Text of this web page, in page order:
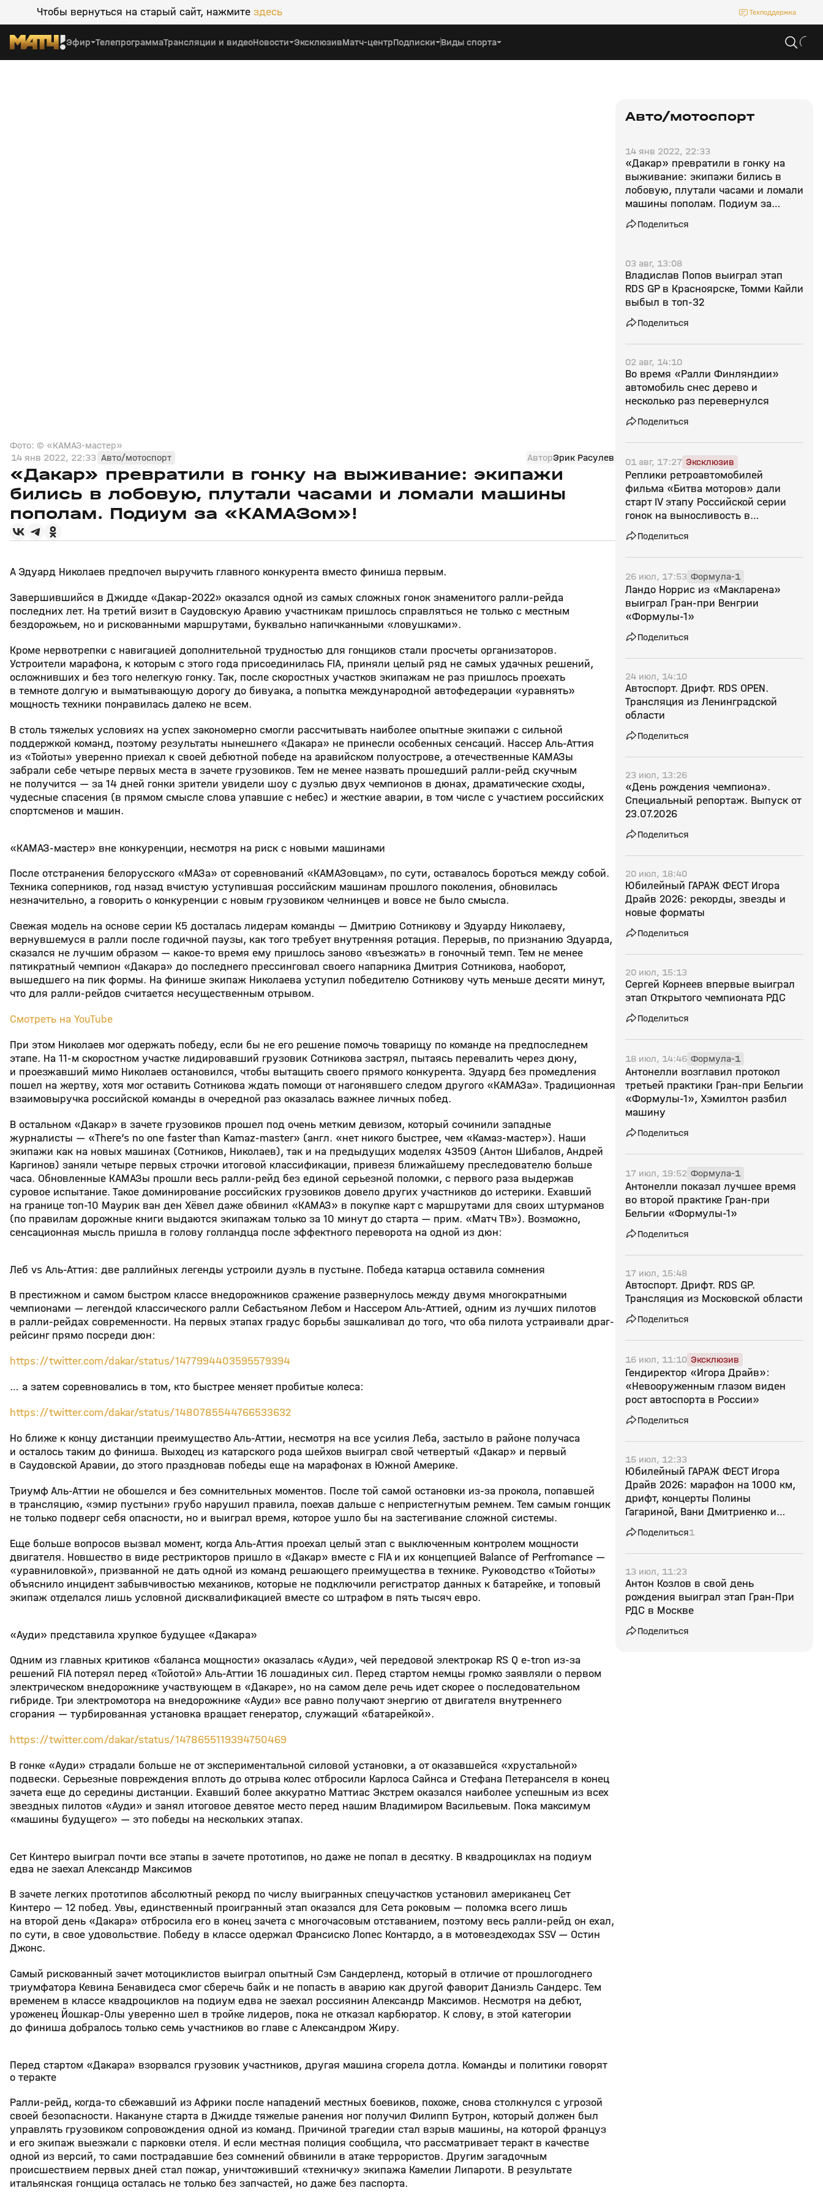
Чтобы вернуться на старый сайт, нажмите здесь Техподдержка
Эфир ТелепрограммаТрансляции и видеоНовости ЭксклюзивМатч-центрПодписки Виды спорта
Фото: © «КАМАЗ-мастер»
14 янв 2022, 22:33 Авто/мотоспорт АвторЭрик Расулев
«Дакар» превратили в гонку на выживание: экипажи
бились в лобовую, плутали часами и ломали машины
пополам. Подиум за «КАМАЗом»!
А Эдуард Николаев предпочел выручить главного конкурента вместо финиша первым.
Завершившийся в Джидде «Дакар-2022» оказался одной из самых сложных гонок знаменитого ралли-рейда
последних лет. На третий визит в Саудовскую Аравию участникам пришлось справляться не только с местным
бездорожьем, но и рискованными маршрутами, буквально напичканными «ловушками».
Кроме нервотрепки с навигацией дополнительной трудностью для гонщиков стали просчеты организаторов.
Устроители марафона, к которым с этого года присоединилась FIA, приняли целый ряд не самых удачных решений,
осложнивших и без того нелегкую гонку. Так, после скоростных участков экипажам не раз пришлось проехать
в темноте долгую и выматывающую дорогу до бивуака, а попытка международной автофедерации «уравнять»
мощность техники понравилась далеко не всем.
В столь тяжелых условиях на успех закономерно смогли рассчитывать наиболее опытные экипажи с сильной
поддержкой команд, поэтому результаты нынешнего «Дакара» не принесли особенных сенсаций. Нассер Аль-Аттия
из «Тойоты» уверенно приехал к своей дебютной победе на аравийском полуострове, а отечественные КАМАЗы
забрали себе четыре первых места в зачете грузовиков. Тем не менее назвать прошедший ралли-рейд скучным
не получится — за 14 дней гонки зрители увидели шоу с дуэлью двух чемпионов в дюнах, драматические сходы,
чудесные спасения (в прямом смысле слова упавшие с небес) и жесткие аварии, в том числе с участием российских
спортсменов и машин.
«КАМАЗ-мастер» вне конкуренции, несмотря на риск с новыми машинами
После отстранения белорусского «МАЗа» от соревнований «КАМАЗовцам», по сути, оставалось бороться между собой.
Техника соперников, год назад вчистую уступившая российским машинам прошлого поколения, обновилась
незначительно, а говорить о конкуренции с новым грузовиком челнинцев и вовсе не было смысла.
Свежая модель на основе серии К5 досталась лидерам команды — Дмитрию Сотникову и Эдуарду Николаеву,
вернувшемуся в ралли после годичной паузы, как того требует внутренняя ротация. Перерыв, по признанию Эдуарда,
сказался не лучшим образом — какое-то время ему пришлось заново «въезжать» в гоночный темп. Тем не менее
пятикратный чемпион «Дакара» до последнего прессинговал своего напарника Дмитрия Сотникова, наоборот,
вышедшего на пик формы. На финише экипаж Николаева уступил победителю Сотникову чуть меньше десяти минут,
что для ралли-рейдов считается несущественным отрывом.
Смотреть на YouTube
При этом Николаев мог одержать победу, если бы не его решение помочь товарищу по команде на предпоследнем
этапе. На 11-м скоростном участке лидировавший грузовик Сотникова застрял, пытаясь перевалить через дюну,
и проезжавший мимо Николаев остановился, чтобы вытащить своего прямого конкурента. Эдуард без промедления
пошел на жертву, хотя мог оставить Сотникова ждать помощи от нагонявшего следом другого «КАМАЗа». Традиционная
взаимовыручка российской команды в очередной раз оказалась важнее личных побед.
В остальном «Дакар» в зачете грузовиков прошел под очень метким девизом, который сочинили западные
журналисты — «There’s no one faster than Kamaz-master» (англ. «нет никого быстрее, чем «Камаз-мастер»). Наши
экипажи как на новых машинах (Сотников, Николаев), так и на предыдущих моделях 43509 (Антон Шибалов, Андрей
Каргинов) заняли четыре первых строчки итоговой классификации, привезя ближайшему преследователю больше
часа. Обновленные КАМАЗы прошли весь ралли-рейд без единой серьезной поломки, с первого раза выдержав
суровое испытание. Такое доминирование российских грузовиков довело других участников до истерики. Ехавший
на границе топ-10 Маурик ван ден Хёвел даже обвинил «КАМАЗ» в покупке карт с маршрутами для своих штурманов
(по правилам дорожные книги выдаются экипажам только за 10 минут до старта — прим. «Матч ТВ»). Возможно,
сенсационная мысль пришла в голову голландца после эффектного переворота на одной из дюн:
Леб vs Аль-Аттия: две раллийных легенды устроили дуэль в пустыне. Победа катарца оставила сомнения
В престижном и самом быстром классе внедорожников сражение развернулось между двумя многократными
чемпионами — легендой классического ралли Себастьяном Лебом и Нассером Аль-Аттией, одним из лучших пилотов
в ралли-рейдах современности. На первых этапах градус борьбы зашкаливал до того, что оба пилота устраивали драг-
рейсинг прямо посреди дюн:
https://twitter.com/dakar/status/1477994403595579394
… а затем соревновались в том, кто быстрее меняет пробитые колеса:
https://twitter.com/dakar/status/1480785544766533632
Но ближе к концу дистанции преимущество Аль-Аттии, несмотря на все усилия Леба, застыло в районе получаса
и осталось таким до финиша. Выходец из катарского рода шейхов выиграл свой четвертый «Дакар» и первый
в Саудовской Аравии, до этого праздновав победы еще на марафонах в Южной Америке.
Триумф Аль-Аттии не обошелся и без сомнительных моментов. После той самой остановки из-за прокола, попавшей
в трансляцию, «эмир пустыни» грубо нарушил правила, поехав дальше с непристегнутым ремнем. Тем самым гонщик
не только подверг себя опасности, но и выиграл время, которое ушло бы на застегивание сложной системы.
Еще больше вопросов вызвал момент, когда Аль-Аттия проехал целый этап с выключенным контролем мощности
двигателя. Новшество в виде рестрикторов пришло в «Дакар» вместе с FIA и их концепцией Balance of Perfromance —
«уравниловкой», призванной не дать одной из команд решающего преимущества в технике. Руководство «Тойоты»
объяснило инцидент забывчивостью механиков, которые не подключили регистратор данных к батарейке, и топовый
экипаж отделался лишь условной дисквалификацией вместе со штрафом в пять тысяч евро.
«Ауди» представила хрупкое будущее «Дакара»
Одним из главных критиков «баланса мощности» оказалась «Ауди», чей передовой электрокар RS Q e-tron из-за
решений FIA потерял перед «Тойотой» Аль-Аттии 16 лошадиных сил. Перед стартом немцы громко заявляли о первом
электрическом внедорожнике участвующем в «Дакаре», но на самом деле речь идет скорее о последовательном
гибриде. Три электромотора на внедорожнике «Ауди» все равно получают энергию от двигателя внутреннего
сгорания — турбированная установка вращает генератор, служащий «батарейкой».
https://twitter.com/dakar/status/1478655119394750469
В гонке «Ауди» страдали больше не от экспериментальной силовой установки, а от оказавшейся «хрустальной»
подвески. Серьезные повреждения вплоть до отрыва колес отбросили Карлоса Сайнса и Стефана Петеранселя в конец
зачета еще до середины дистанции. Ехавший более аккуратно Маттиас Экстрем оказался наиболее успешным из всех
звездных пилотов «Ауди» и занял итоговое девятое место перед нашим Владимиром Васильевым. Пока максимум
«машины будущего» — это победы на нескольких этапах.
Сет Кинтеро выиграл почти все этапы в зачете прототипов, но даже не попал в десятку. В квадроциклах на подиум
едва не заехал Александр Максимов
В зачете легких прототипов абсолютный рекорд по числу выигранных спецучастков установил американец Сет
Кинтеро — 12 побед. Увы, единственный проигранный этап оказался для Сета роковым — поломка всего лишь
на второй день «Дакара» отбросила его в конец зачета с многочасовым отставанием, поэтому весь ралли-рейд он ехал,
по сути, в свое удовольствие. Победу в классе одержал Франсиско Лопес Контардо, а в мотовездеходах SSV — Остин
Джонс.
Самый рискованный зачет мотоциклистов выиграл опытный Сэм Сандерленд, который в отличие от прошлогоднего
триумфатора Кевина Бенавидеса смог сберечь байк и не попасть в аварию как другой фаворит Даниэль Сандерс. Тем
временем в классе квадроциклов на подиум едва не заехал россиянин Александр Максимов. Несмотря на дебют,
уроженец Йошкар-Олы уверенно шел в тройке лидеров, пока не отказал карбюратор. К слову, в этой категории
до финиша добралось только семь участников во главе с Александром Жиру.
Перед стартом «Дакара» взорвался грузовик участников, другая машина сгорела дотла. Команды и политики говорят
о теракте
Ралли-рейд, когда-то сбежавший из Африки после нападений местных боевиков, похоже, снова столкнулся с угрозой
своей безопасности. Накануне старта в Джидде тяжелые ранения ног получил Филипп Бутрон, который должен был
управлять грузовиком сопровождения одной из команд. Причиной трагедии стал взрыв машины, на которой француз
и его экипаж выезжали с парковки отеля. И если местная полиция сообщила, что рассматривает теракт в качестве
одной из версий, то сами пострадавшие без сомнений обвинили в атаке террористов. Другим загадочным
происшествием первых дней стал пожар, уничтоживший «техничку» экипажа Камелии Липароти. В результате
итальянская гонщица осталась не только без запчастей, но даже без паспорта.
Авто/мотоспорт
14 янв 2022, 22:33
«Дакар» превратили в гонку на
выживание: экипажи бились в
лобовую, плутали часами и ломали
машины пополам. Подиум за
«КАМАЗом»!
Поделиться
03 авг, 13:08
Владислав Попов выиграл этап
RDS GP в Красноярске, Томми Кайли
выбыл в топ-32
Поделиться
02 авг, 14:10
Во время «Ралли Финляндии»
автомобиль снес дерево и
несколько раз перевернулся
Поделиться
01 авг, 17:27 Эксклюзив
Реплики ретроавтомобилей
фильма «Битва моторов» дали
старт IV этапу Российской серии
гонок на выносливость в
Подмосковье
Поделиться
26 июл, 17:53 Формула-1
Ландо Норрис из «Макларена»
выиграл Гран‑при Венгрии
«Формулы‑1»
Поделиться
24 июл, 14:10
Автоспорт. Дрифт. RDS OPEN.
Трансляция из Ленинградской
области
Поделиться
23 июл, 13:26
«День рождения чемпиона».
Специальный репортаж. Выпуск от
23.07.2026
Поделиться
20 июл, 18:40
Юбилейный ГАРАЖ ФЕСТ Игора
Драйв 2026: рекорды, звезды и
новые форматы
Поделиться
20 июл, 15:13
Сергей Корнеев впервые выиграл
этап Открытого чемпионата РДС
Поделиться
18 июл, 14:46 Формула-1
Антонелли возглавил протокол
третьей практики Гран‑при Бельгии
«Формулы‑1», Хэмилтон разбил
машину
Поделиться
17 июл, 19:52 Формула-1
Антонелли показал лучшее время
во второй практике Гран‑при
Бельгии «Формулы‑1»
Поделиться
17 июл, 15:48
Автоспорт. Дрифт. RDS GP.
Трансляция из Московской области
Поделиться
16 июл, 11:10 Эксклюзив
Гендиректор «Игора Драйв»:
«Невооруженным глазом виден
рост автоспорта в России»
Поделиться
15 июл, 12:33
Юбилейный ГАРАЖ ФЕСТ Игора
Драйв 2026: марафон на 1000 км,
дрифт, концерты Полины
Гагариной, Вани Дмитриенко и
«Комнаты культуры», Медиа Гонки
и многое другое
Поделиться1
13 июл, 11:23
Антон Козлов в свой день
рождения выиграл этап Гран-При
РДС в Москве
Поделиться